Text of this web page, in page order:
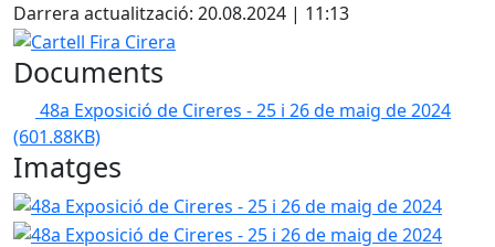
Darrera actualització: 20.08.2024 | 11:13
Cartell Fira Cirera
Documents
48a Exposició de Cireres - 25 i 26 de maig de 2024
(601.88KB)
Imatges
48a Exposició de Cireres - 25 i 26 de maig de 2024
48a
48a